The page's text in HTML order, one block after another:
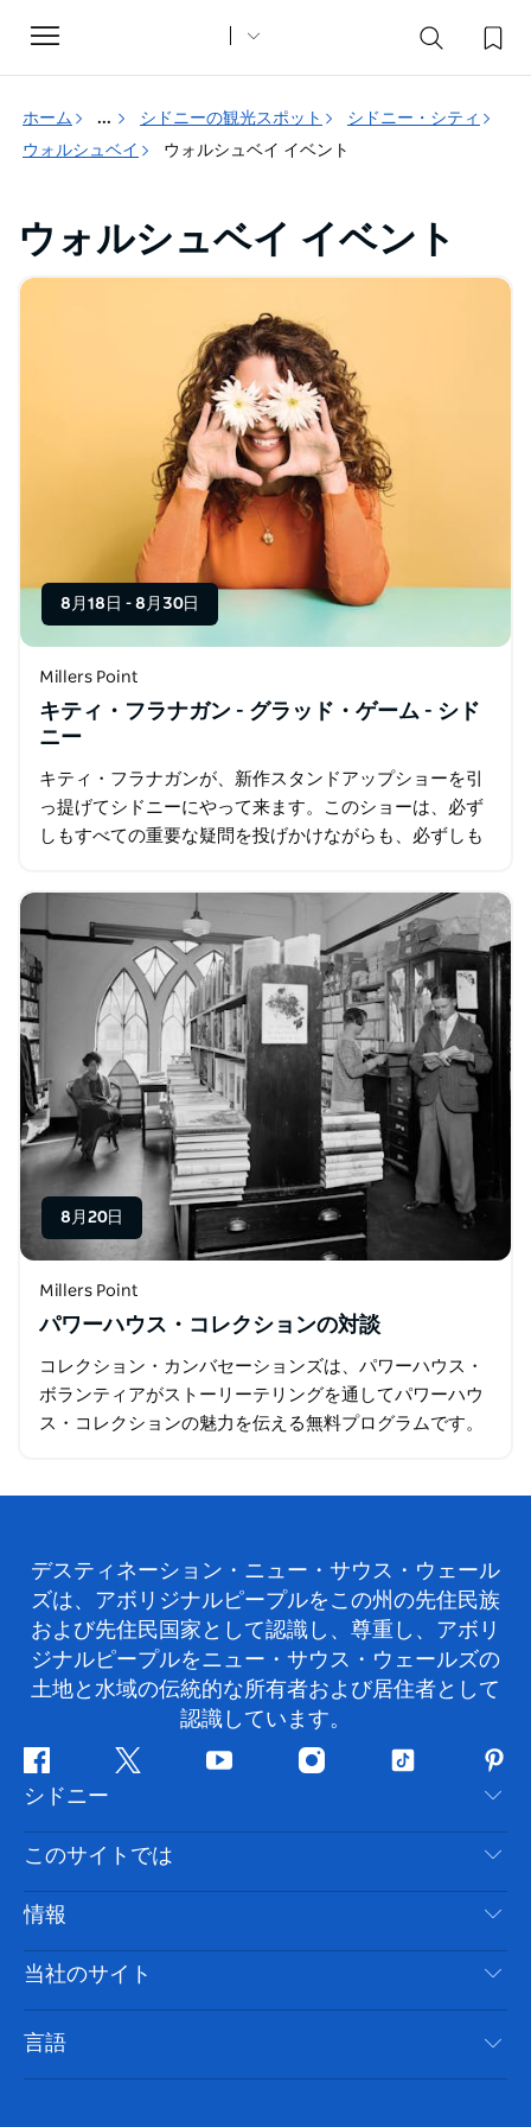
Toggle
navigation
ホーム ... シドニーの観光スポット
シドニー・シティ
ウォルシュベイ
ウォルシュベイ イベント
ウォルシュベイ イベント
8月18日 - 8月30日
Millers Point
キティ・フラナガン - グラッド・ゲーム - シド
ニー
キティ・フラナガンが、新作スタンドアップショーを引
っ提げてシドニーにやって来ます。このショーは、必ず
しもすべての重要な疑問を投げかけながらも、必ずしも
ィア以前、私たちはもっと賢かったのでしょうか…
8月20日
Millers Point
パワーハウス・コレクションの対談
コレクション・カンバセーションズは、パワーハウス・
ボランティアがストーリーテリングを通してパワーハウ
ス・コレクションの魅力を伝える無料プログラムです。
デスティネーション・ニュー・サウス・ウェール
ズは、アボリジナルピープルをこの州の先住民族
および先住民国家として認識し、尊重し、アボリ
ジナルピープルをニュー・サウス・ウェールズの
土地と水域の伝統的な所有者および居住者として
認識しています。
フ
ェ
イ
ス
ブ
ッ
ク
ツ
ッ
タ
ー
ユ
チ
ー
イ
ス
グ
ム
テ
ッ
ト
ク
ピ
ン
タ
レ
ス
ト
シドニー
お問い合わせ
免責事項
クッキーに関する通知
このサイトでは
目的地
やるべきこと
イベント
宿泊施設
情報
旅行情報
アクセシブルシドニー
ビジネスを登録する
当社のサイト
言語